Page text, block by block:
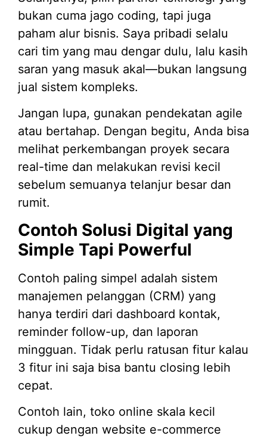
bukan cuma jago coding, tapi juga
paham alur bisnis. Saya pribadi selalu
cari tim yang mau dengar dulu, lalu kasih
saran yang masuk akal—bukan langsung
jual sistem kompleks.
Jangan lupa, gunakan pendekatan agile
atau bertahap. Dengan begitu, Anda bisa
melihat perkembangan proyek secara
real-time dan melakukan revisi kecil
sebelum semuanya telanjur besar dan
rumit.
Contoh Solusi Digital yang
Simple Tapi Powerful
Contoh paling simpel adalah sistem
manajemen pelanggan (CRM) yang
hanya terdiri dari dashboard kontak,
reminder follow-up, dan laporan
mingguan. Tidak perlu ratusan fitur kalau
3 fitur ini saja bisa bantu closing lebih
cepat.
Contoh lain, toko online skala kecil
cukup dengan website e-commerce